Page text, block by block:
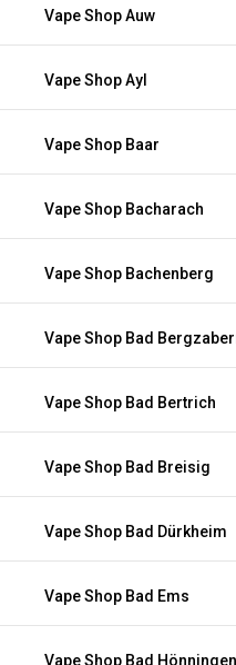
Vape Shop Auw
Vape Shop Ayl
Vape Shop Baar
Vape Shop Bacharach
Vape Shop Bachenberg
Vape Shop Bad
Vape Shop Bad Bertrich
Vape Shop Bad Breisig
Vape Shop Bad Dürkheim
Vape Shop Bad Ems
Vape Shop Bad Hönningen